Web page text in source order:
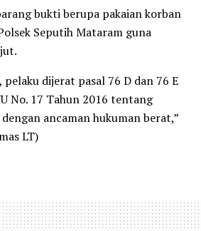
bukti berupa pakaian korban
Seputih Mataram guna
pelaku dijerat pasal 76 D dan 76 E
No. 17 Tahun 2016 tentang
ancaman hukuman berat,”
LT)